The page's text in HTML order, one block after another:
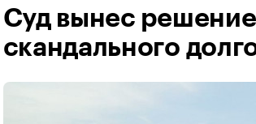
Суд вынес
скандального